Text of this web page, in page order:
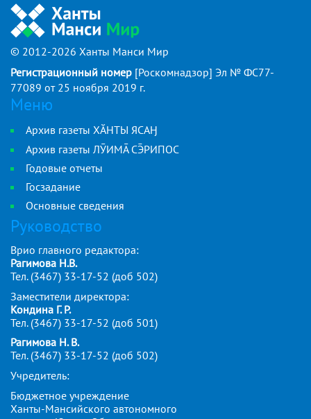
© 2012-2026 Ханты Манси Мир
Регистрационный номер [Роскомнадзор] Эл № ФС77-
77089 от 25 ноября 2019 г.
Меню
Архив газеты ХӐНТЫ ЯСАӇ
Архив газеты ЛӮИМ СРИПОС
Годовые отчеты
Госзадание
Основные сведения
Руководство
Врио главного редактора:
Рагимова Н.В.
Тел. (3467) 33-17-52 (доб 502)
Заместители директора:
Кондина Г. Р.
Тел. (3467) 33-17-52 (доб 501)
Рагимова Н. В.
Тел. (3467) 33-17-52 (доб 502)
Учредитель:
Бюджетное учреждение
Ханты-Мансийского автономного